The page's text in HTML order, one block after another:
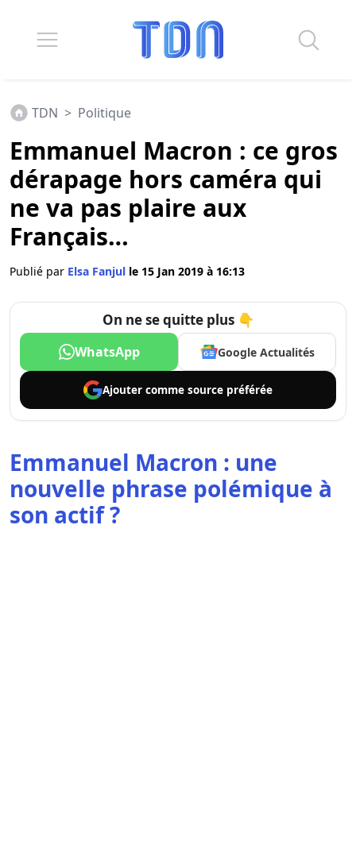
TDN > Politique
Emmanuel Macron : ce gros
dérapage hors caméra qui
ne va pas plaire aux
Français…
Publié par Elsa Fanjul le 15 Jan 2019 à 16:13
On ne se quitte plus 👇
WhatsApp Google Actualités
Ajouter comme source préférée
Emmanuel Macron : une
nouvelle phrase polémique à
son actif ?